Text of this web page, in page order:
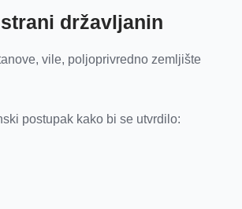
državljanin
vile, poljoprivredno zemljište
postupak kako bi se utvrdilo: